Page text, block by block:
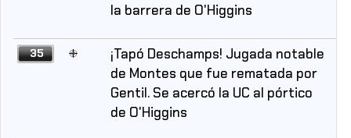
la barrera de O'Higgins
35
¡Tapó Deschamps! Jugada notable
de Montes que fue rematada por
Gentil. Se acercó la UC al pórtico
de O'Higgins